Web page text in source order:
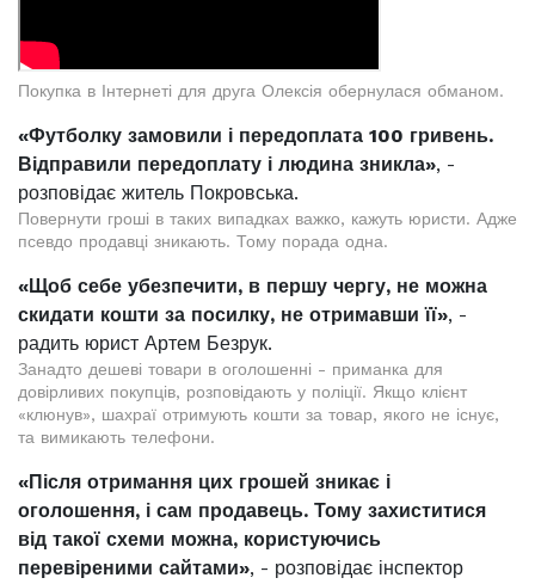
Покупка в Інтернеті для друга Олексія обернулася обманом.
«Футболку замовили і передоплата 100 гривень.
Відправили передоплату і людина зникла», -
розповідає житель Покровська.
Повернути гроші в таких випадках важко, кажуть юристи. Адже
псевдо продавці зникають. Тому порада одна.
«Щоб себе убезпечити, в першу чергу, не можна
скидати кошти за посилку, не отримавши її», -
радить юрист Артем Безрук.
Занадто дешеві товари в оголошенні - приманка для
довірливих покупців, розповідають у поліції. Якщо клієнт
«клюнув», шахраї отримують кошти за товар, якого не існує,
та вимикають телефони.
«Після отримання цих грошей зникає і
оголошення, і сам продавець. Тому захиститися
від такої схеми можна, користуючись
перевіреними сайтами», - розповідає інспектор